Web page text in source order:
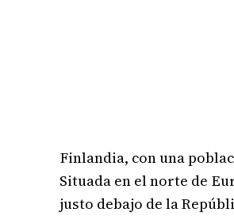
Finlandia, con una
Situada en el norte de
justo debajo de la